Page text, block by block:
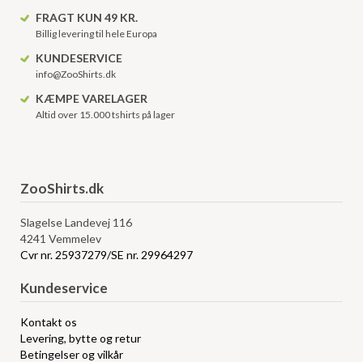
FRAGT KUN 49 KR.
Billig levering til hele Europa
KUNDESERVICE
info@ZooShirts.dk
KÆMPE VARELAGER
Altid over 15.000 tshirts på lager
ZooShirts.dk
Slagelse Landevej 116
4241 Vemmelev
Cvr nr. 25937279/SE nr. 29964297
Kundeservice
Kontakt os
Levering, bytte og retur
Betingelser og vilkår